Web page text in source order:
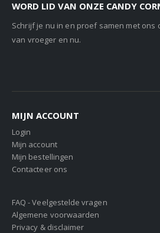
WORD LID VAN ONZE CANDY
Schrijf je nu in en proef samen met
van vroeger en nu.
MIJN ACCOUNT
Login
Mijn account
Mijn bestellingen
Contacteer ons
FAQ - Veelgestelde vragen
Algemene voorwaarden
Privacy & disclaimer